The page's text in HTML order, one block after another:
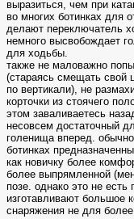
выразиться, чем при
во многих ботинках для
делают переключатель
немного высвобождает
для ходьбы.
также не маловажно
(стараясь смещать свой
по вертикали), не
корточки из стоячего
этом заваливаетесь
несовсем достаточный
голенища вперед.
ботинках
как новичку более
более выпрямленной
позе. однако это не есть
изготавливают большое
снаряжения не для более